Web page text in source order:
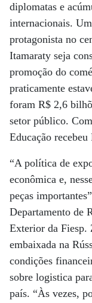
diplomatas e
internacionais.
protagonista no
Itamaraty seja
promoção do
praticamente
foram R$ 2,6
setor público.
Educação
“A política de
econômica e,
peças
Departamento de
Exterior da Fiesp.
embaixada na
condições
sobre logistica
país. “Às vezes,